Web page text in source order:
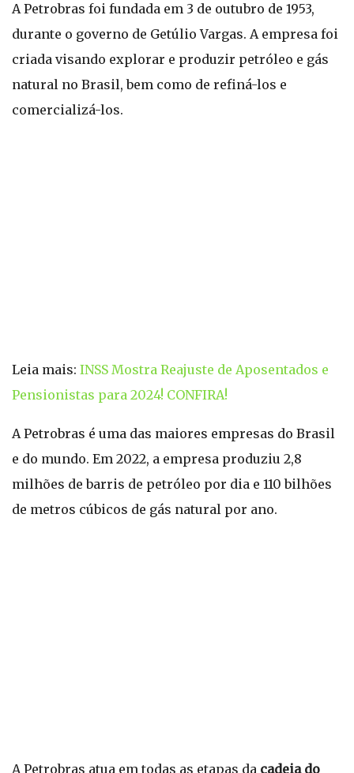
A Petrobras foi fundada em 3 de outubro de 1953,
durante o governo de Getúlio Vargas. A empresa foi
criada visando explorar e produzir petróleo e gás
natural no Brasil, bem como de refiná-los e
comercializá-los.
Leia mais: INSS Mostra Reajuste de Aposentados e
Pensionistas para 2024! CONFIRA!
A Petrobras é uma das maiores empresas do Brasil
e do mundo. Em 2022, a empresa produziu 2,8
milhões de barris de petróleo por dia e 110 bilhões
de metros cúbicos de gás natural por ano.
A Petrobras atua em todas as etapas da cadeia do